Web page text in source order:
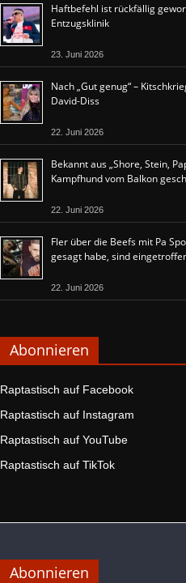
Haftbefehl ist rückfällig
Entzugsklinik
23. Juni 2026
Nach „Gut genug“ –
David-Diss
22. Juni 2026
Bekannt aus „Shore, Stein,
Kampfhund vom Balkon
22. Juni 2026
Fler über die Beefs mit Pa
gesagt habe, sind
22. Juni 2026
Abonnieren
Raptastisch auf Facebook
Raptastisch auf Instagram
Raptastisch auf YouTube
Raptastisch auf TikTok
Abonnieren